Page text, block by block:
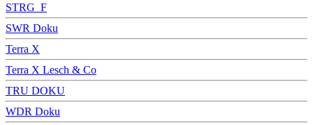
STRG_F
SWR Doku
Terra X
Terra X Lesch & Co
TRU DOKU
WDR Doku